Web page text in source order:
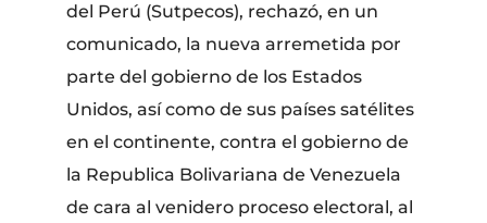
del Perú (Sutpecos), rechazó, en un
comunicado, la nueva arremetida por
parte del gobierno de los Estados
Unidos, así como de sus países satélites
en el continente, contra el gobierno de
la Republica Bolivariana de Venezuela
de cara al venidero proceso electoral, al